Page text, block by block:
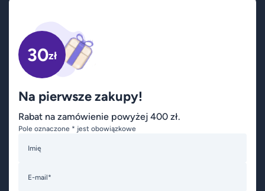
30zł
Na pierwsze zakupy!
Rabat na zamówienie powyżej 400 zł.
Pole oznaczone * jest obowiązkowe
Imię
E-mail*